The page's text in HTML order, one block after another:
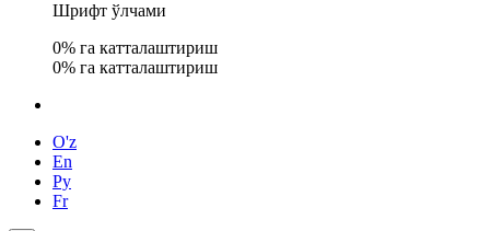
Шрифт ўлчами
0% га катталаштириш
0% га катталаштириш
O'z
En
Ру
Fr